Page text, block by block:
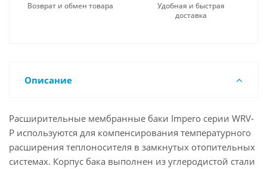
Возврат и обмен товара
Удобная и быстрая
доставка
Описание
Расширительные мембранные баки Impero серии WRV-
P используются для компенсирования температурного
расширения теплоносителя в замкнутых отопительных
системах. Корпус бака выполнен из углеродистой стали